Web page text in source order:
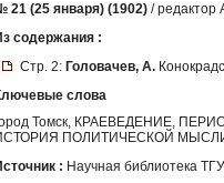
21 (25 января) (1902) / редактор
содержания :
Стр. 2: Головачев, А.
слова
Томск, КРАЕВЕДЕНИЕ,
ПОЛИТИЧЕСКОЙ
: Научная библиотека